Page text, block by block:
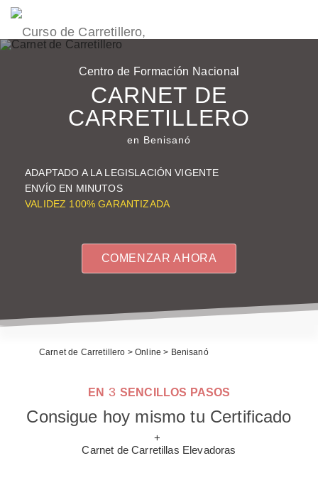
Centro de Formación Nacional
CARNET DE
CARRETILLERO
en Benisanó
ADAPTADO A LA LEGISLACIÓN VIGENTE
ENVÍO EN MINUTOS
VALIDEZ 100% GARANTIZADA
COMENZAR AHORA
Carnet de Carretillero > Online > Benisanó
EN 3 SENCILLOS PASOS
Consigue hoy mismo tu Certificado
+
Carnet de Carretillas Elevadoras